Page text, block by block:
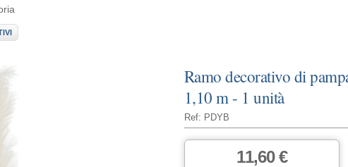
Ramo decorativo di
1,10 m - 1 unità
Ref: PDYB
11,60 €